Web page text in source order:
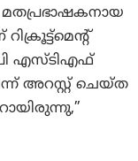
എസ്ടിഎഫ്
അറസ്റ്റ് ചെയ്ത